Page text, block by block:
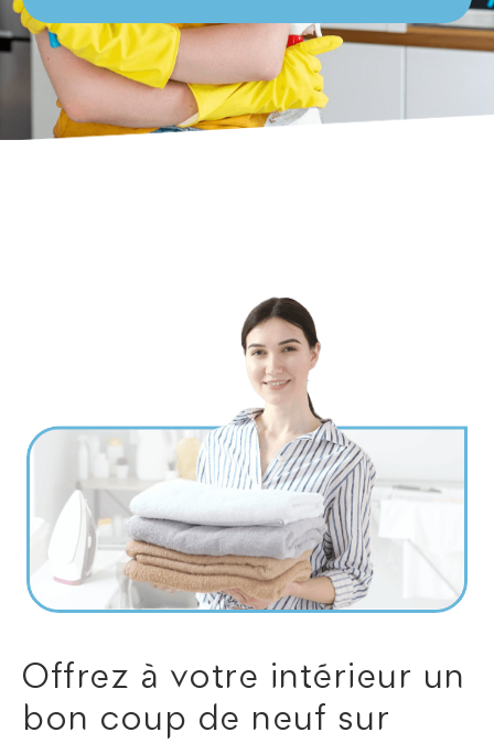
Offrez à votre intérieur un
bon coup de neuf sur
Ville*
Jardinage
Petits travaux de bricolage
Autres services
Informations supplémentaires du besoin